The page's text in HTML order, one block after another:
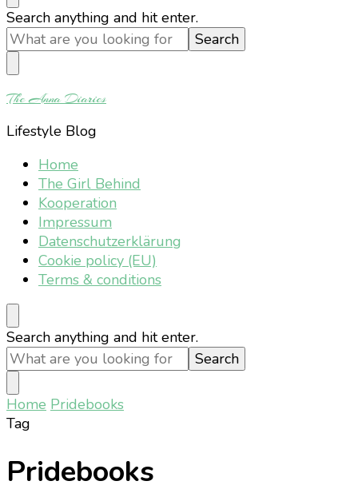
Looking
for
Something?
Search anything and hit enter.
The Anna Diaries
Lifestyle Blog
Home
The Girl Behind
Kooperation
Impressum
Datenschutzerklärung
Cookie policy (EU)
Terms & conditions
Looking
for
Something?
Search anything and hit enter.
Home Pridebooks
Tag
Pridebooks